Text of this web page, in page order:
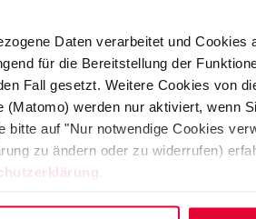
Daten verarbeitet und Cookies
für die Bereitstellung der
Fall gesetzt. Weitere Cookies von
werden nur aktiviert, wenn
auf "Nur notwendige Cookies
zu ändern oder zu widerrufen)
ein? Gerne, unsere
SICHERHEIT